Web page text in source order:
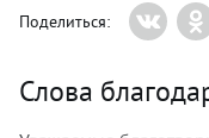
Поделиться:
Слова